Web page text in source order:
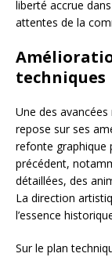
liberté accrue
attentes de la
techniques
Une des
repose sur ses
refonte graphique
précédent,
détaillées, des
La direction
l’essence
Sur le plan